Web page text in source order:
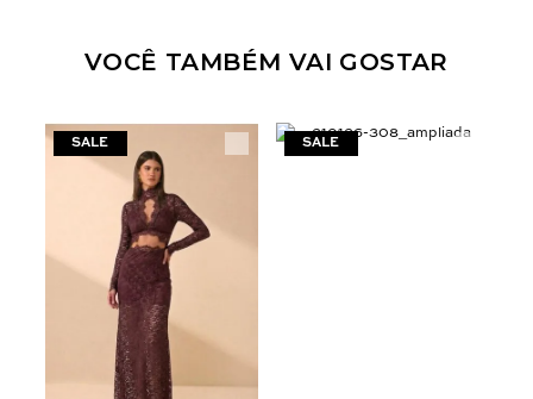
Aceito ostermos e polí­ticas de privacidade
VOCÊ TAMBÉM VAI GOSTAR